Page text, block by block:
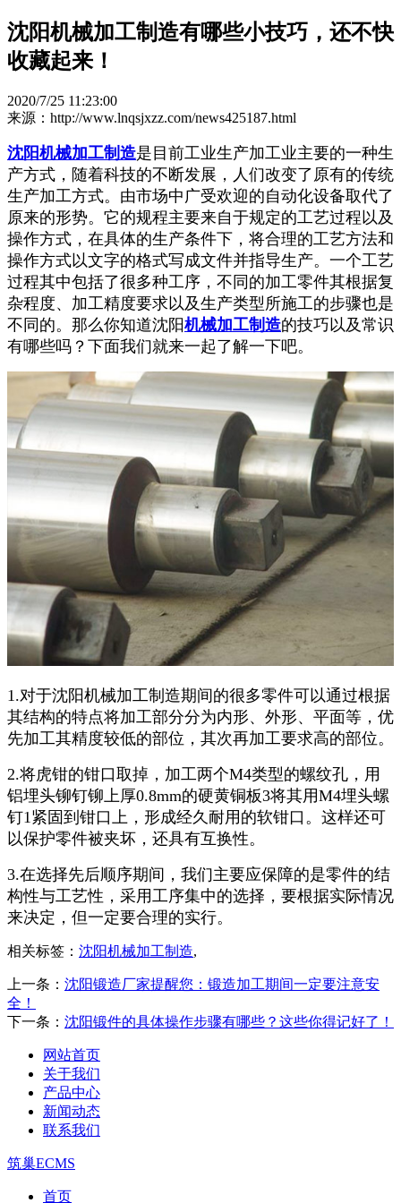
沈阳机械加工制造有哪些小技巧，还不快
收藏起来！
2020/7/25 11:23:00
来源：http://www.lnqsjxzz.com/news425187.html
沈阳机械加工制造是目前工业生产加工业主要的一种生
产方式，随着科技的不断发展，人们改变了原有的传统
生产加工方式。由市场中广受欢迎的自动化设备取代了
原来的形势。它的规程主要来自于规定的工艺过程以及
操作方式，在具体的生产条件下，将合理的工艺方法和
操作方式以文字的格式写成文件并指导生产。一个工艺
过程其中包括了很多种工序，不同的加工零件其根据复
杂程度、加工精度要求以及生产类型所施工的步骤也是
不同的。那么你知道沈阳机械加工制造的技巧以及常识
有哪些吗？下面我们就来一起了解一下吧。
1.对于沈阳机械加工制造期间的很多零件可以通过根据
其结构的特点将加工部分分为内形、外形、平面等，优
先加工其精度较低的部位，其次再加工要求高的部位。
2.将虎钳的钳口取掉，加工两个M4类型的螺纹孔，用
铝埋头铆钉铆上厚0.8mm的硬黄铜板3将其用M4埋头螺
钉1紧固到钳口上，形成经久耐用的软钳口。这样还可
以保护零件被夹坏，还具有互换性。
3.在选择先后顺序期间，我们主要应保障的是零件的结
构性与工艺性，采用工序集中的选择，要根据实际情况
来决定，但一定要合理的实行。
相关标签： 沈阳机械加工制造,
上一条： 沈阳锻造厂家提醒您：锻造加工期间一定要注意安
全！
下一条： 沈阳锻件的具体操作步骤有哪些？这些你得记好了！
网站首页
关于我们
产品中心
新闻动态
联系我们
筑巢ECMS
首页